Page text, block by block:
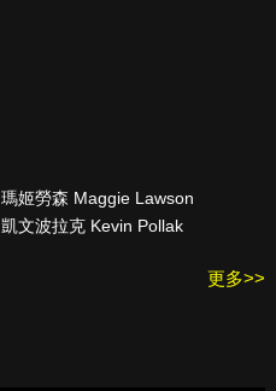
瑪姬勞森 Maggie Lawson
凱文波拉克 Kevin Pollak
更多>>